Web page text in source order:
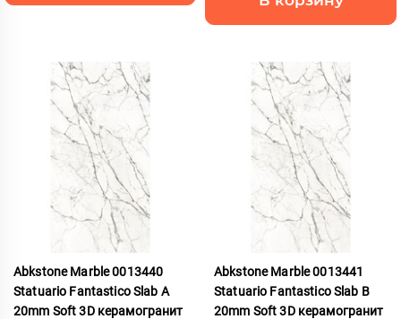
Abkstone Marble 0013440
Statuario Fantastico Slab A
20mm Soft 3D керамогранит
Abkstone Marble 0013441
Statuario Fantastico Slab B
20mm Soft 3D керамогранит